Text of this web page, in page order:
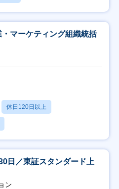
マーケティング組織統括
休日120日以上
日／東証スタンダード上
ン